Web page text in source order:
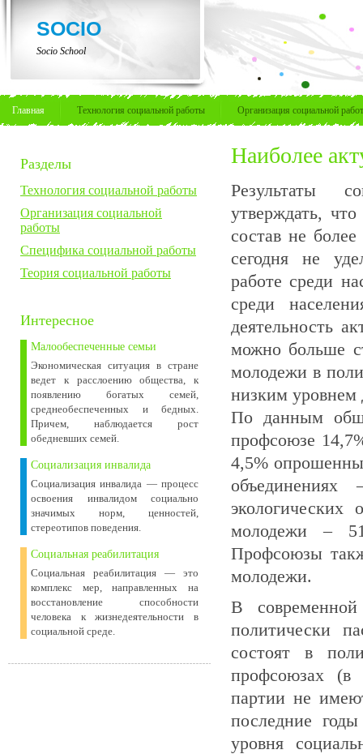
SOCIO
Socio School
Главная Технология социальной работы Организация социальной
Разделы
Технология социальной работы
Организация социальной
работы
Специфика социальной работы
Теория социальной работы
Интересное
Малообеспеченные семьи
Экономическая ситуация в стране
ведет к расслоению общества, к
появлению богатых семей,
среднеобеспеченных и бедных.
Причем, наблюдается рост
обедневших семей.
Социализация инвалида
Социализация инвалида — процесс
освоения инвалидом социально
значимых норм, ценностей,
стереотипов поведения.
Социальная реабилитация
Социальная реабилитация — это
комплекс мер, направленных на
восстановление способности
человека к жизнедеятельности в
социальной среде.
Наиболее
Результаты
утверждать,
состав не
сегодня не
работе среди
среди
деятельность
можно больше
молодежи в
низким уровнем
По данным
профсоюзе
4,5%
молодежи –
Профсоюзы
молодежи.
В
политически
состоят в
профсоюзах (в
партии не
последние
уровня